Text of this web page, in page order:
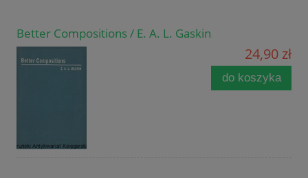
Better Compositions / E. A. L. Gaskin
24,90 zł
do koszyka